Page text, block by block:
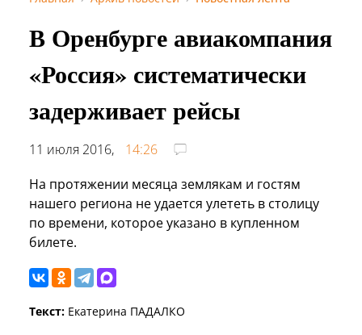
В Оренбурге авиакомпания
«Россия» систематически
задерживает рейсы
11 июля 2016,
14:26
На протяжении месяца землякам и гостям
нашего региона не удается улететь в столицу
по времени, которое указано в купленном
билете.
Текст: Екатерина ПАДАЛКО